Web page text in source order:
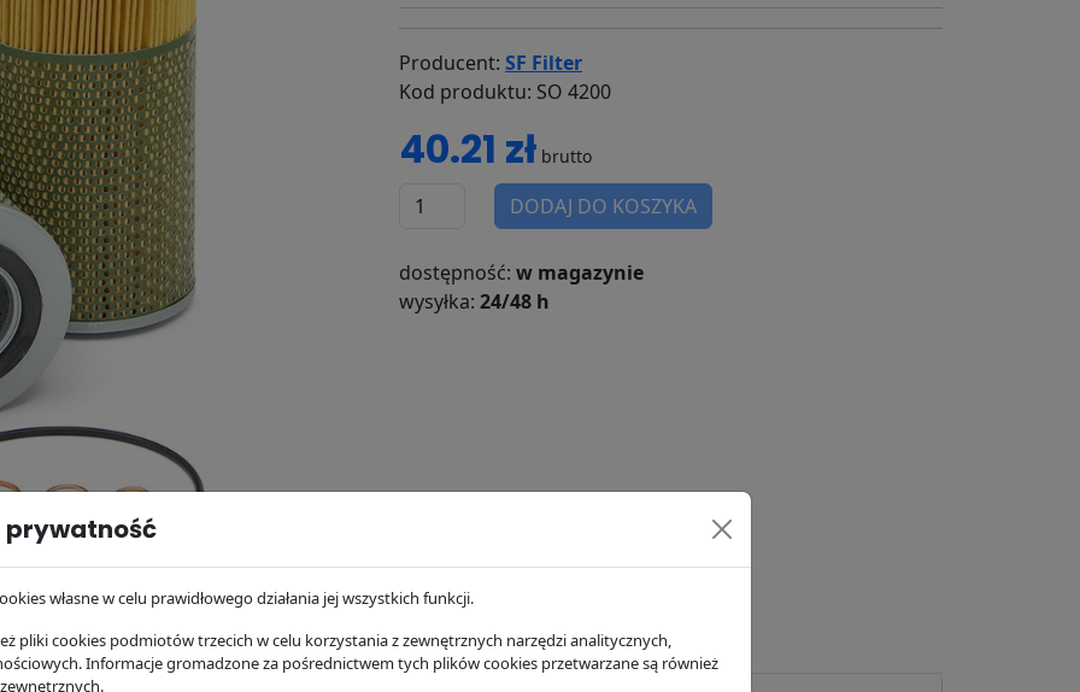
Producent: SF Filter
Kod produktu: SO 4200
40.21 zł brutto
DODAJ DO KOSZYKA
dostępność: w magazynie
wysyłka: 24/48 h
Dostawa i płatność
prywatność
własne w celu prawidłowego działania jej wszystkich funkcji.
pliki cookies podmiotów trzecich w celu korzystania z zewnętrznych narzędzi analitycznych,
Informacje gromadzone za pośrednictwem tych plików cookies przetwarzane są również